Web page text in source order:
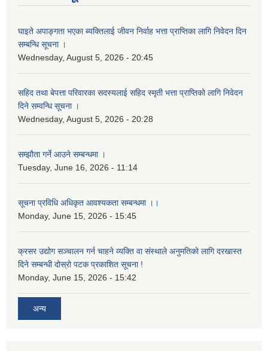
घाइते अपाङ्गता भएका ब्यक्तिलाई जीवन निर्वाह भत्ता प्राप्तिका लागि निवेदन दिन
सम्बन्धि सूचना ।
Wednesday, August 5, 2026 - 20:45
सहिद तथा बेपत्ता परिवारका सदस्यलाई सहिद स्मृती भत्ता प्राप्तिको लागि निवेदन
दिने सम्वन्धि सूचना ।
Wednesday, August 5, 2026 - 20:28
सम्झौता गर्ने आउने सम्बन्धमा ।
Tuesday, June 16, 2026 - 11:14
सूचना प्रविधि अधिकृत आवश्यकता सम्बन्धमा ।।
Monday, June 15, 2026 - 15:45
क्रसर उद्योग सञ्चालन गर्न चाहने व्यक्ति वा संस्थाले अनुमतिको लागि दरखास्त
दिने सम्बन्धी दोस्रो पटक प्रकाशित सूचना !
Monday, June 15, 2026 - 15:42
अन्य